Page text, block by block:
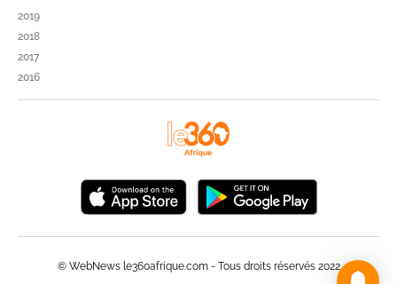
2019
2018
2017
2016
© WebNews le360afrique.com - Tous droits réservés 2022